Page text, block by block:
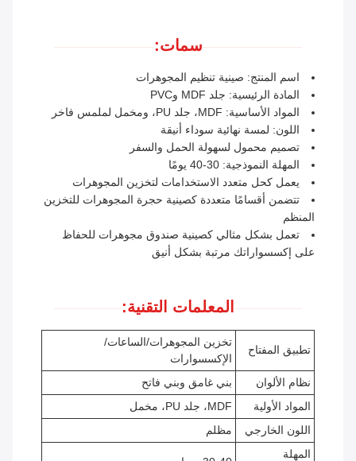
سمات:
اسم المنتج: صينية تنظيم المجوهرات
المادة الرئيسية: جلد MDF وPVC
المواد الأساسية: MDF، جلد PU، ومخمل لملمس فاخر
اللون: لمسة نهائية سوداء أنيقة
تصميم محمول لسهولة الحمل والسفر
المهلة النموذجية: 30-40 يومًا
يعمل كحل متعدد الاستخدامات لتخزين المجوهرات
تتضمن أقسامًا متعددة كصينية حجرة المجوهرات للتخزين
المنظم
تعمل بشكل مثالي كصينية صندوق مجوهرات للحفاظ
على إكسسواراتك مرتبة بشكل أنيق
المعلمات التقنية:
تطبيق المفتاح
تخزين المجوهرات/الساعات/
الإكسسوارات
نظام الألوان
بني غامق وبني فاتح
المواد الأولية
MDF، جلد PU، مخمل
اللون الخارجي
مظلم
المهلة